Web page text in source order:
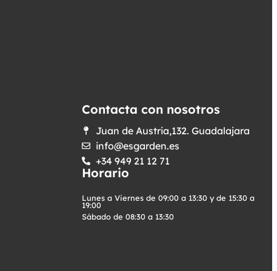
Contacta con nosotros
Juan de Austria,132. Guadalajara
info@esgarden.es
+34 949 21 12 71
Horario
Lunes a Viernes de 09:00 a 13:30 y de 15:30 a
19:00
Sábado de 08:30 a 13:30